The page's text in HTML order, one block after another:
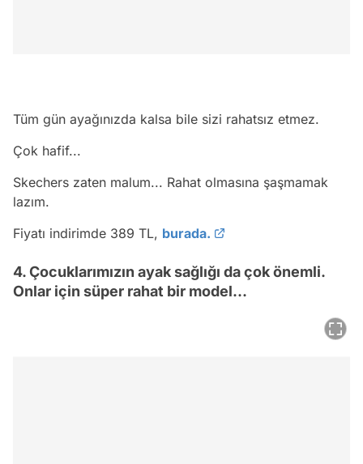
Tüm gün ayağınızda kalsa bile sizi rahatsız etmez.
Çok hafif...
Skechers zaten malum... Rahat olmasına şaşmamak
lazım.
Fiyatı indirimde 389 TL, burada.
4. Çocuklarımızın ayak sağlığı da çok önemli.
Onlar için süper rahat bir model...